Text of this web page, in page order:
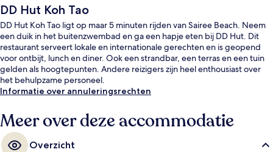
DD Hut Koh Tao
DD Hut Koh Tao ligt op maar 5 minuten rijden van Sairee Beach. Neem
een duik in het buitenzwembad en ga een hapje eten bij DD Hut. Dit
restaurant serveert lokale en internationale gerechten en is geopend
voor ontbijt, lunch en diner. Ook een strandbar, een terras en een tuin
gelden als hoogtepunten. Andere reizigers zijn heel enthousiast over
het behulpzame personeel.
Informatie over annuleringsrechten
Meer over deze accommodatie
Overzicht